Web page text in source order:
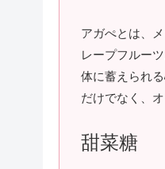
アガぺとは、
レープフルー
体に蓄えられ
だけでなく、
甜菜糖